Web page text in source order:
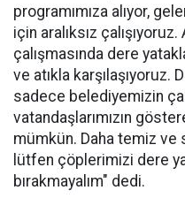
programımıza alıyor,
için aralıksız
çalışmasında dere
ve atıkla karşılaşıyoruz.
sadece belediyemizin
vatandaşlarımızın
mümkün. Daha temiz ve
lütfen çöplerimizi dere
bırakmayalım" dedi.